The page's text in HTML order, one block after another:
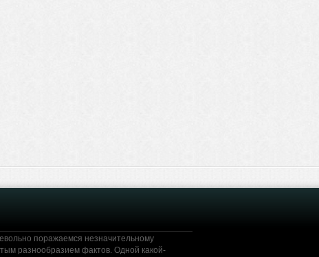
поражаемся незначительному
разнообразием фактов. Одной какой-